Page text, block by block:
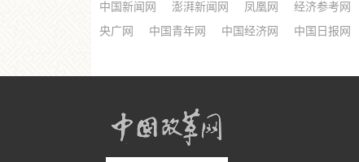
中国新闻网
澎湃新闻网 凤凰网 经济参考网
央广网
中国青年网 中国经济网 中国日报网